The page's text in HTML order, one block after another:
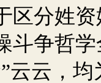
区分姓
斗争哲
云云，